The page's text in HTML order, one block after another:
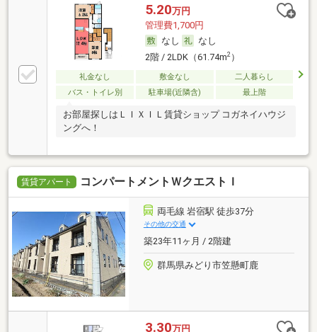
5.20万円
管理費1,700円
なし
なし
2階 / 2LDK（61.74m2）
礼金なし 敷金なし
二人暮らし
バス・トイレ別
駐車場(近隣含) 最上階
お部屋探しはＬＩＸＩＬ賃貸ショップ コガネイハウジ
ングへ！
賃貸アパート コンパートメントＷクエストＩ
両毛線 岩宿駅 徒歩37分
その他の交通
築23年11ヶ月 / 2階建
群馬県みどり市笠懸町鹿
3.30万円